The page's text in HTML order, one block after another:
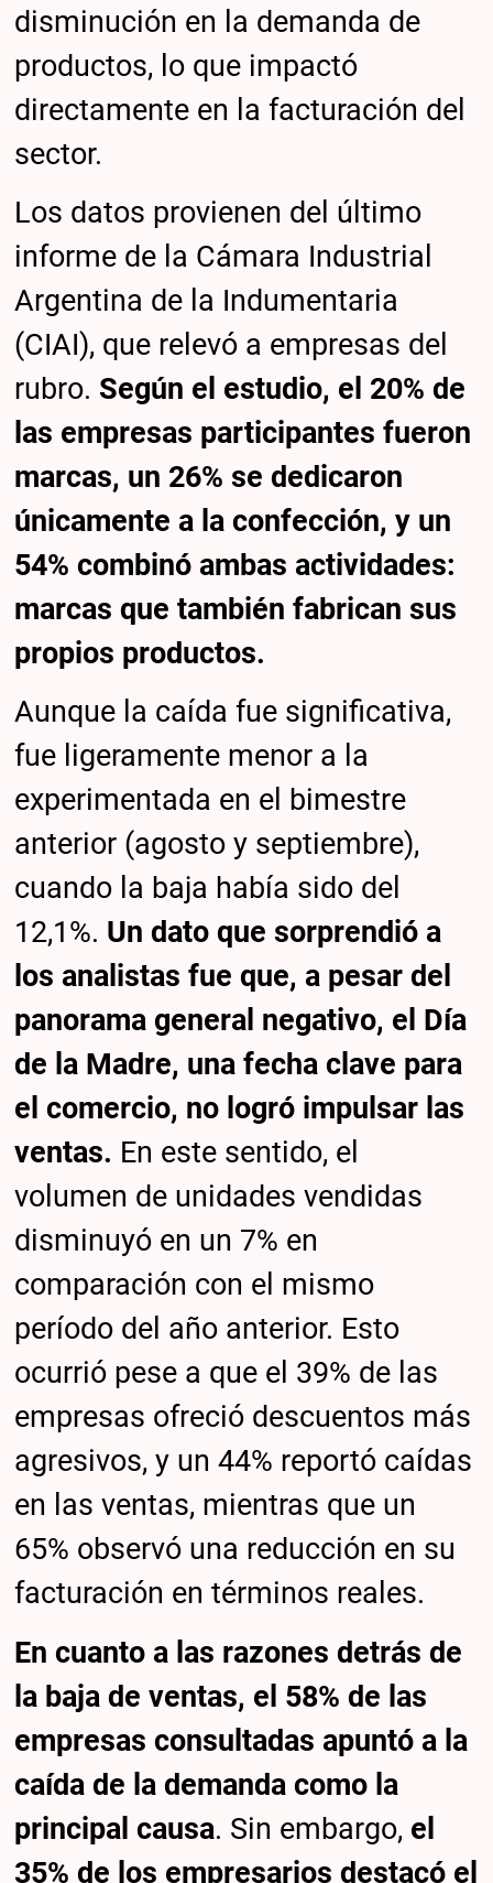
disminución en la demanda de
productos, lo que impactó
directamente en la facturación del
sector.
Los datos provienen del último
informe de la Cámara Industrial
Argentina de la Indumentaria
(CIAI), que relevó a empresas del
rubro. Según el estudio, el 20% de
las empresas participantes fueron
marcas, un 26% se dedicaron
únicamente a la confección, y un
54% combinó ambas actividades:
marcas que también fabrican sus
propios productos.
Aunque la caída fue significativa,
fue ligeramente menor a la
experimentada en el bimestre
anterior (agosto y septiembre),
cuando la baja había sido del
12,1%. Un dato que sorprendió a
los analistas fue que, a pesar del
panorama general negativo, el Día
de la Madre, una fecha clave para
el comercio, no logró impulsar las
ventas. En este sentido, el
volumen de unidades vendidas
disminuyó en un 7% en
comparación con el mismo
período del año anterior. Esto
ocurrió pese a que el 39% de las
empresas ofreció descuentos más
agresivos, y un 44% reportó caídas
en las ventas, mientras que un
65% observó una reducción en su
facturación en términos reales.
En cuanto a las razones detrás de
la baja de ventas, el 58% de las
empresas consultadas apuntó a la
caída de la demanda como la
principal causa. Sin embargo, el
35% de los empresarios destacó el